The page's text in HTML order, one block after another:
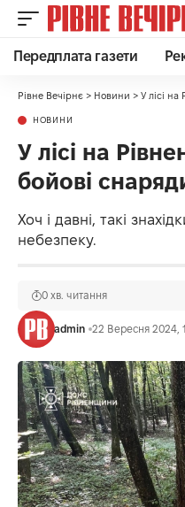
Передплата газети
Рівне Вечірнє > Новини > У лісі
НОВИНИ
У лісі на
бойові
Хоч і давні, такі
небезпеку.
admin 22 Вересня 2024,
0 хв. читання